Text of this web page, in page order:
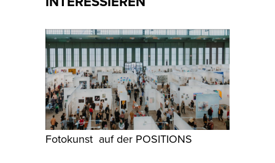
Fotokunst auf der POSITIONS